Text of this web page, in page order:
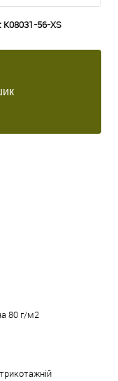
K08031-56-XS
80 г/м2